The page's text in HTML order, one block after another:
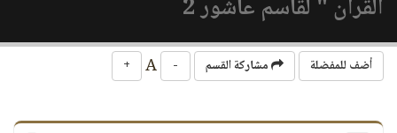
القرآن " لقاسم عاشور 2
أضف للمفضلة مشاركة القسم -
+